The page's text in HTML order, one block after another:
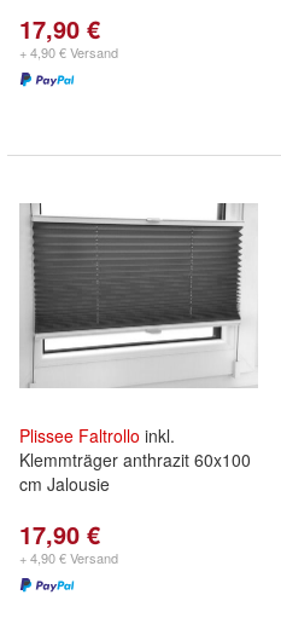
17,90 €
+ 4,90 € Versand
Plissee Faltrollo inkl.
Klemmträger anthrazit 60x100
cm Jalousie
17,90 €
+ 4,90 € Versand